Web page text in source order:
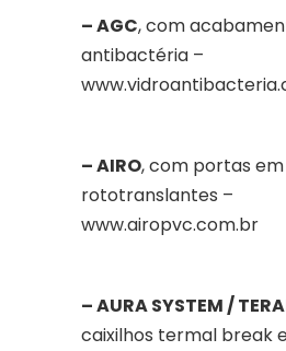
– AGC, com
antibactéria –
– AIRO, com portas em
rototranslantes –
www.airopvc.com.br
– AURA SYSTEM /
caixilhos termal break